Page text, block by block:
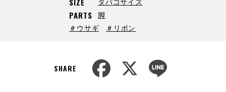
PARTS
脚
＃ウサギ
＃リボン
SHARE